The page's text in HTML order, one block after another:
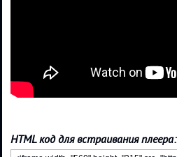
HTML код для встраивания плеера: